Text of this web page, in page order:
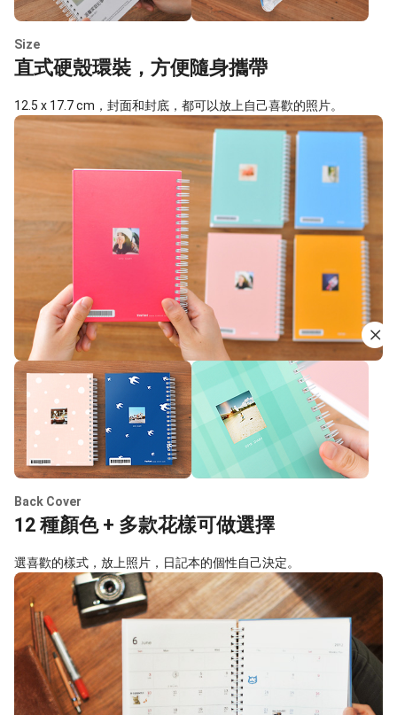
Size
直式硬殼環裝，方便隨身攜帶
12.5 x 17.7 cm，封面和封底，都可以放上自己喜歡的照片。
Back Cover
12 種顏色 + 多款花樣可做選擇
選喜歡的樣式，放上照片，日記本的個性自己決定。